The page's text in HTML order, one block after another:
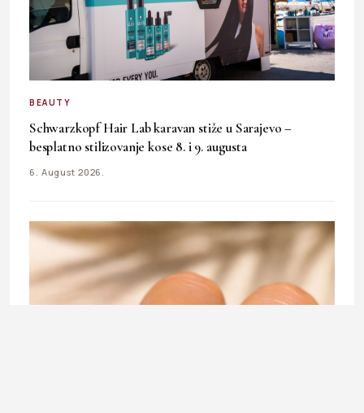
BEAUTY
Schwarzkopf Hair Lab karavan stiže u Sarajevo –
besplatno stilizovanje kose 8. i 9. augusta
6. August 2026.